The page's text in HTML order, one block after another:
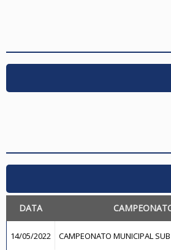
DATA
14/05/2022 CAMPEONATO MUNICIPAL